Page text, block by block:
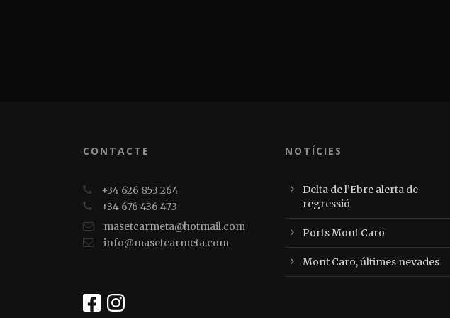
CONTACTE
+34 626 853 264
+34 676 436 473
masetcarmeta@hotmail.com
info@masetcarmeta.com
NOTÍCIES
Delta de l’Ebre alerta de
regressió
Ports Mont Caro
Mont Caro, últimes nevades